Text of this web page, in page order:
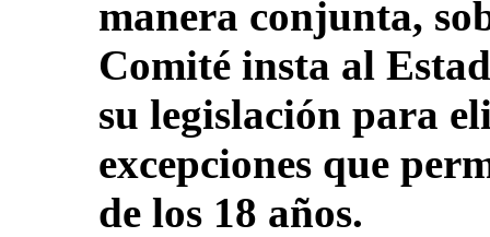
manera conjunta,
Comité insta al
su legislación para
excepciones que
de los 18 años.